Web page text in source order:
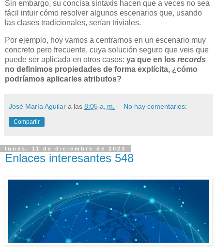
Sin embargo, su concisa sintaxis hacen que a veces no sea
fácil intuir cómo resolver algunos escenarios que, usando
las clases tradicionales, serían triviales.
Por ejemplo, hoy vamos a centrarnos en un escenario muy
concreto pero frecuente, cuya solución seguro que veis que
puede ser aplicada en otros casos: ya que en los records
no definimos propiedades de forma explícita, ¿cómo
podríamos aplicarles atributos?
José María Aguilar a las 8:05 a. m. No hay comentarios:
Compartir
lunes, 11 de diciembre de 2023
Enlaces interesantes 548